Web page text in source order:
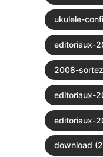
ukulele-
editoriaux-
2008-
editoriaux-
editoriaux-
download